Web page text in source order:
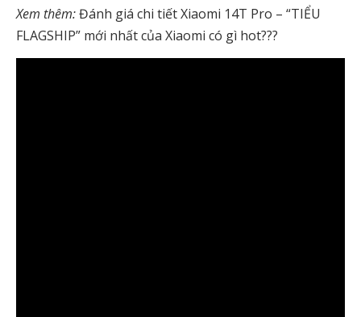
Xem thêm:Đánh giá chi tiết Xiaomi 14T Pro – “TIỂU
FLAGSHIP” mới nhất của Xiaomi có gì hot???